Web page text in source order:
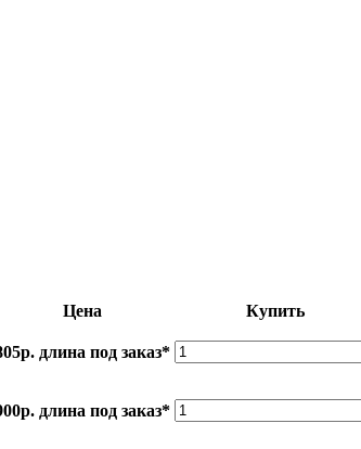
Цена Купить
длина под заказ*
длина под заказ*